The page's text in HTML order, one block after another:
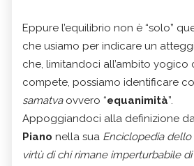
Eppure l’equilibrio non è “solo”
che usiamo per indicare un
che, limitandoci all’ambito
compete, possiamo identificare
samatvaovvero “equanimità”.
Appoggiandoci alla definizione
Piano nella sua Enciclopedia dello
virtù di chi rimane imperturbabile